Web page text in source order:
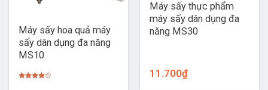
Máy sấy hoa quả máy
sấy dân dụng đa năng
MS10
Máy sấy thực phẩm
máy sấy dân dụng đa
năng MS30
11.700₫